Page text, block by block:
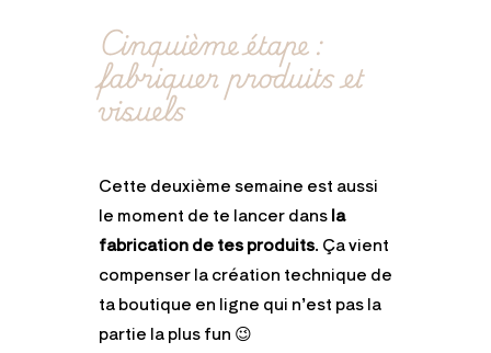
Cinquième étape :
fabriquer produits et
visuels
Cette deuxième semaine est aussi
le moment de te lancer dansla
fabrication de tes produits. Ça vient
compenser la création technique de
ta boutique en ligne qui n’est pas la
partie la plus fun 😉